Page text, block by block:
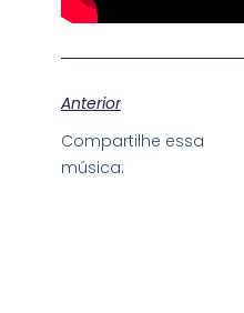
Anterior
Compartilhe essa
música: